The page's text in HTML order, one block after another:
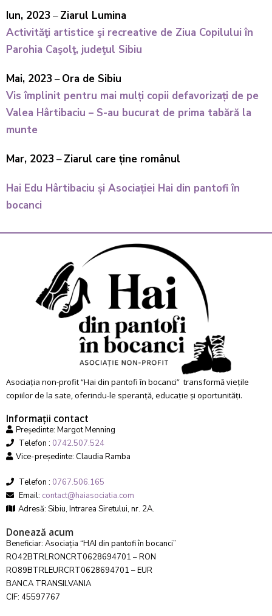
Iun, 2023 –Ziarul Lumina
Activităţi artistice şi recreative de Ziua Copilului în
Parohia Caşolţ, judeţul Sibiu
Mai, 2023 –Ora de Sibiu
Vis împlinit pentru mai mulți copii defavorizați de pe
Valea Hârtibaciu – S-au bucurat de prima tabără la
munte
Mar, 2023 –Ziarul care ține românul
Hai Edu Hârtibaciu și Asociației Hai din pantofi în
bocanci
Asociația non-profit “Hai din pantofi în bocanci” transformă viețile
copiilor de la sate, oferindu-le speranță, educație și oportunități.
Informații contact
Președinte: Margot Menning
Telefon : 0742.507.524
Vice-președinte: Claudia Ramba
Telefon : 0767.506.165
Email: contact@haiasociatia.com
Adresă: Sibiu, Intrarea Siretului, nr. 2A.
Donează acum
Beneficiar: Asociația “HAI din pantofi în bocanci”
RO42BTRLRONCRT0628694701 – RON
RO89BTRLEURCRT0628694701 – EUR
BANCA TRANSILVANIA
CIF: 45597767